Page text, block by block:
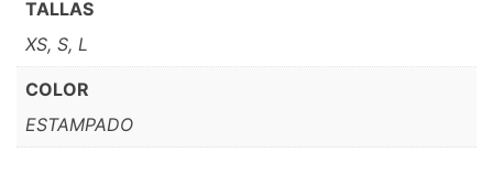
TALLAS
XS, S, L
COLOR
ESTAMPADO